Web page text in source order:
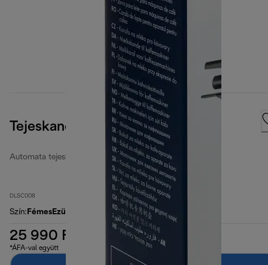
Tejeskancsó
Automata tejeskannák
DLSC008
Szín: FémesEzüst
25 990 Ft
*ÁFA-val együtt